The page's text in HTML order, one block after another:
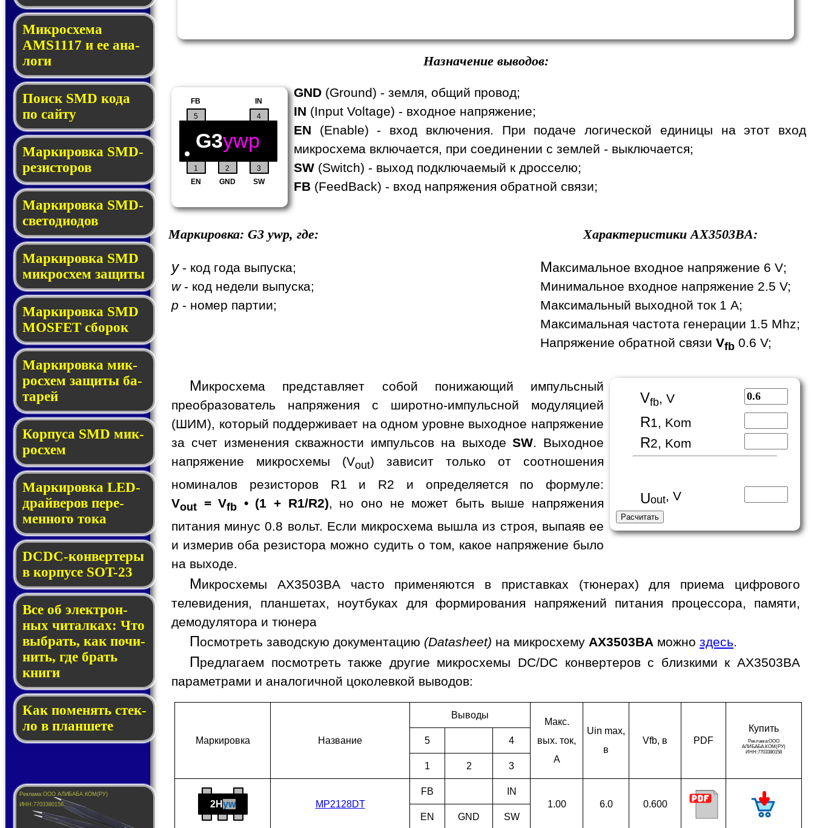
Микросхема
AMS1117 и ее ана­
ло­ги
Поиск SMD ко­да
по сай­ту
Маркировка SMD-
ре­зис­то­ров
Маркировка SMD-
све­то­дио­дов
Мар­ки­ров­ка SMD
мик­рос­хем защиты
Мар­ки­ров­ка SMD
MOSFET сбо­рок
Мар­ки­ров­ка мик­
ро­схем за­щи­ты ба­
та­рей
Корпуса SMD мик­
ро­схем
Маркировка LED-
драй­ве­ров пе­ре­
мен­но­го то­ка
DCDC-кон­вер­те­ры
в кор­пу­се SOT-23
Все об элек­трон­
ных чи­тал­ках: Что
выб­рать, как по­чи­
нить, где брать
кни­ги
Как по­ме­нять стек­
ло в планшете
Назначение выводов:
1 2 3
4
EN GND SW
IN
5
FB
G3ywp
GND (Ground) - земля, общий провод;
IN (Input Voltage) - входное напряжение;
EN (Enable) - вход включения. При подаче логической единицы на этот вход
микросхема включается, при соединении с землей - выключается;
SW (Switch) - выход подключаемый к дросселю;
FB (FeedBack) - вход напряжения обратной связи;
Маркировка: G3ywp, где:
y- код года выпуска;
w- код недели выпуска;
p - номер партии;
Характеристики AX3503BA:
Максимальное входное напряжение 6 V;
Минимальное входное напряжение 2.5 V;
Максимальный выходной ток 1 A;
Максимальная частота генерации 1.5 Mhz;
Напряжение обратной связи Vfb 0.6 V;
Vfb, V
R1, Kom
R2, Kom
Uout , V
Микросхема представляет собой понижающий импульсный
преобразователь напряжения с широтно-импульсной модуляцией
(ШИМ), который поддерживает на одном уровне выходное напряжение
за счет изменения скважности импульсов на выходеSW. Выходное
напряжение микросхемы (Vout) зависит только от соотношения
номиналов резисторов R1 и R2 и определяется по формуле:
Vout = Vfb • (1 + R1/R2), но оно не может быть выше напряжения
питания минус 0.8 вольт. Если микросхема вышла из строя, выпаяв ее
и измерив оба резистора можно судить о том, какое напряжение было
на выходе.
Микросхемы AX3503BA часто применяются в приставках (тюнерах) для приема цифрового
телевидения, планшетах, ноутбуках для формирования напряжений питания процессора, памяти,
демодулятора и тюнера
Посмотреть заводскую документацию (Datasheet) на микросхему AX3503BA можно здесь.
Предлагаем посмотреть также другие микросхемы DC/DC конвертеров с близкими к AX3503BA
параметрами и аналогичной цоколевкой выводов:
Мар­ки­ров­ка Наз­ва­ние
Выводы
Макс.
вых. ток,
A
Uin max,
в
Vfb, в PDF
Ку­пить
5
4
1 2 3
2Hyw MP2128DT
FB
IN
1.00
6.0
0.600
EN
GND SW